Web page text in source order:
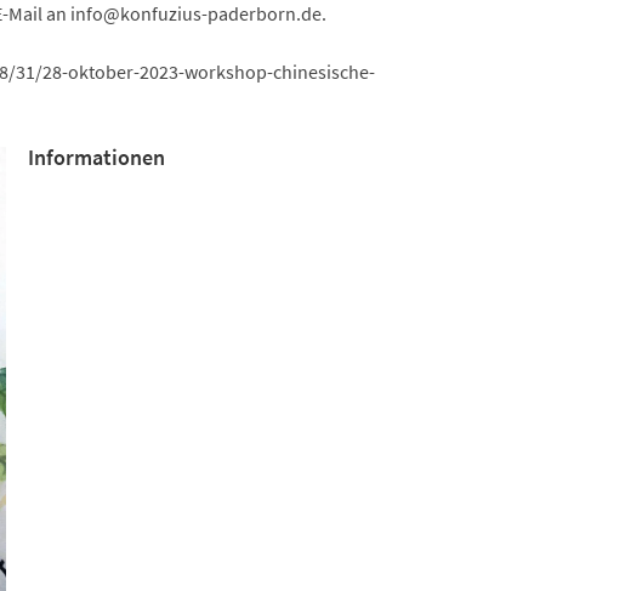
Mail an info konfuzius-paderborn de.
28-oktober-2023-workshop-chinesische-
Informationen